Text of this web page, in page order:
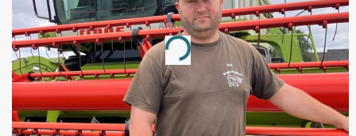
Annonce
Loading...
Jobs